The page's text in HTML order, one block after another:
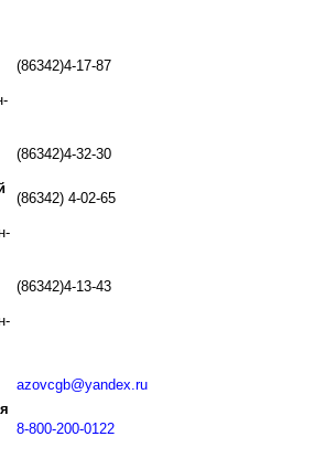
(86342)4-17-87
(86342)4-32-30
(86342) 4-02-65
(86342)4-13-43
azovcgb@yandex.ru
8-800-200-0122